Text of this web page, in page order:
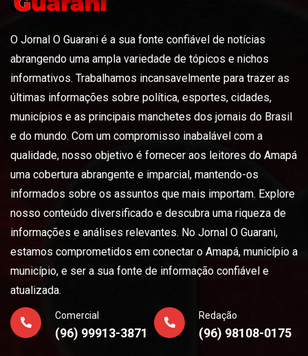
O Jornal O Guarani é a sua fonte confiável de notícias
abrangendo uma ampla variedade de tópicos e nichos
informativos. Trabalhamos incansavelmente para trazer as
últimas informações sobre política, esportes, cidades,
municípios e as principais manchetes dos jornais do Brasil
e do mundo. Com um compromisso inabalável com a
qualidade, nosso objetivo é fornecer aos leitores do Amapá
uma cobertura abrangente e imparcial, mantendo-os
informados sobre os assuntos que mais importam. Explore
nosso conteúdo diversificado e descubra uma riqueza de
informações e análises relevantes. No Jornal O Guarani,
estamos comprometidos em conectar o Amapá, município a
município, e ser a sua fonte de informação confiável e
atualizada.
Comercial
(96) 99913-3871
Redação
(96) 98108-0175